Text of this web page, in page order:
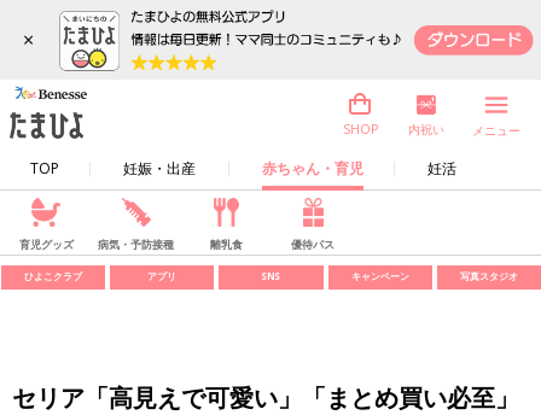
×
TOP 妊娠・出産 赤ちゃん・育児 妊活
SHOP 内祝い メニュー
育児グッズ 病気・予防接種 離乳食 優待パス
ひよこクラブ アプリ SNS キャンペーン 写真スタジオ
セリア「高見えで可愛い」「まとめ買い必至」